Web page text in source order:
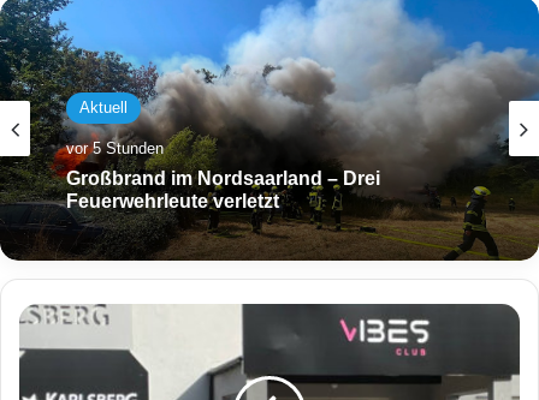
Aktuell
vor 5 Stunden
Großbrand im Nordsaarland – Drei
Feuerwehrleute verletzt
S
o